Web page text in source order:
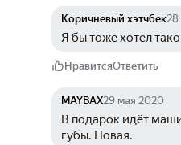
Коричневый хэтчбек28
Я бы тоже хотел
НравитсяОтветить
MAYBAX29 мая 2020
В подарок идёт
губы. Новая.